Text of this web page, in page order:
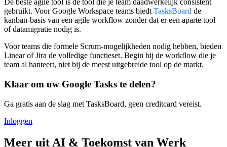
De beste agile tool is de tool die je team daadwerkelijk consistent
gebruikt. Voor Google Workspace teams biedtTasksBoard de
kanban-basis van een agile workflow zonder dat er een aparte tool
of datamigratie nodig is.
Voor teams die formele Scrum-mogelijkheden nodig hebben, bieden
Linear of Jira de volledige functieset. Begin bij de workflow die je
team al hanteert, niet bij de meest uitgebreide tool op de markt.
Klaar om uw Google Tasks te delen?
Ga gratis aan de slag met TasksBoard, geen creditcard vereist.
Inloggen
Meer uit AI & Toekomst van Werk